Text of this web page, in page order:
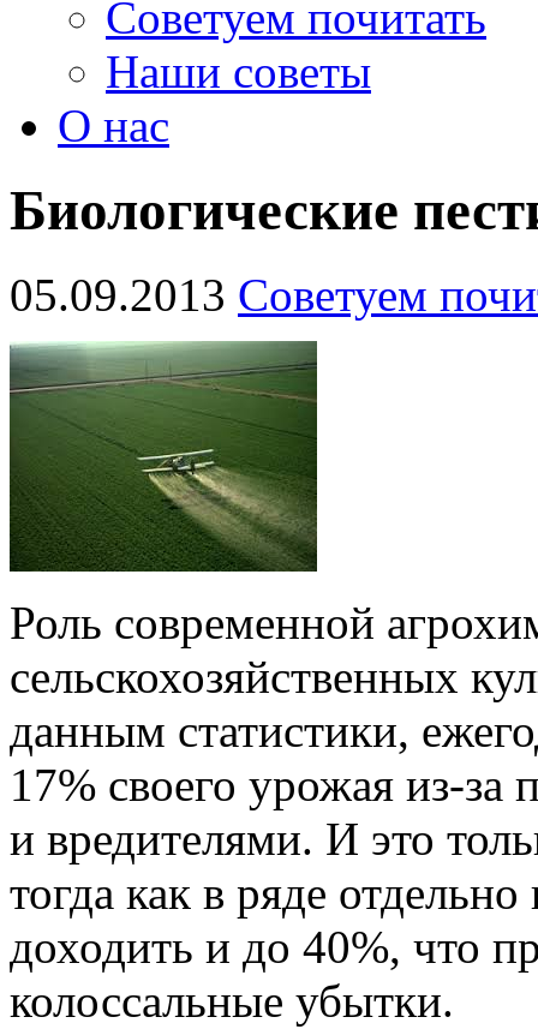
Советуем почитать
Наши советы
О нас
Биологические
05.09.2013 Советуем
Роль современной
сельскохозяйственных
данным статистики,
17% своего урожая из-за
и вредителями. И это
тогда как в ряде
доходить и до 40%, что
колоссальные убытки.